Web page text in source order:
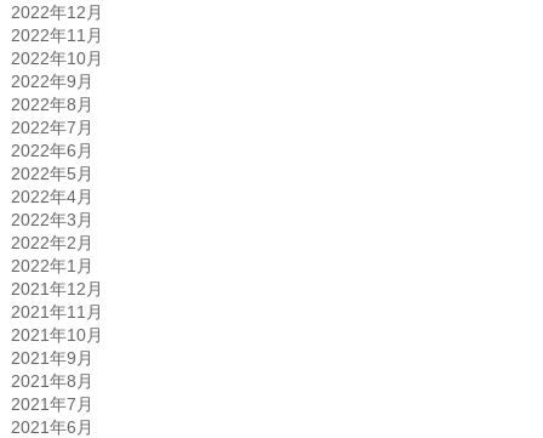
2022年12月
2022年11月
2022年10月
2022年9月
2022年8月
2022年7月
2022年6月
2022年5月
2022年4月
2022年3月
2022年2月
2022年1月
2021年12月
2021年11月
2021年10月
2021年9月
2021年8月
2021年7月
2021年6月